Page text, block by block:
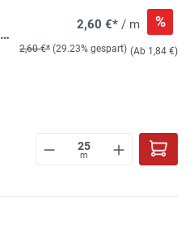
2,60 €* / m %
2,60 €* (29.23% gespart) (Ab 1,84 €)
m